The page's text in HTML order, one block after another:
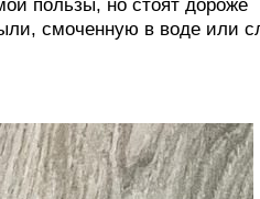
пользы, но стоят дороже
смоченную в воде или